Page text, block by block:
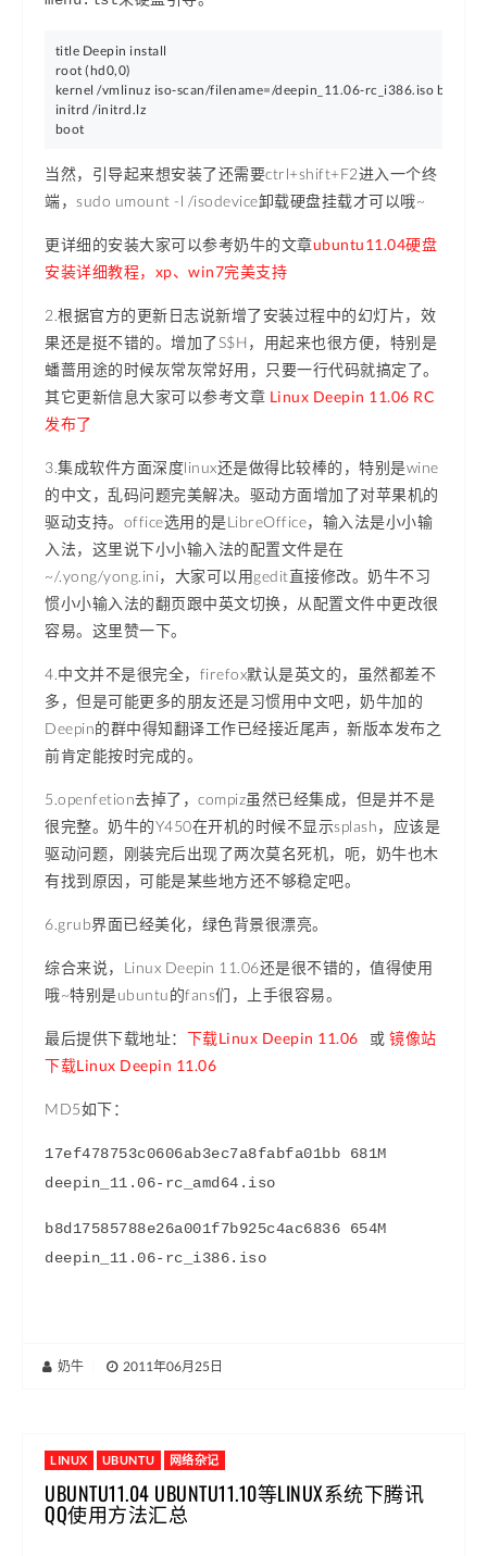
title Deepin install
root (hd0,0)
kernel /vmlinuz iso-scan/filename=/deepin_11.06-rc_i386.iso
initrd /initrd.lz
当然，引导起来想安装了还需要ctrl+shift+F2进入一个终
端，sudo umount -l /isodevice卸载硬盘挂载才可以哦~
更详细的安装大家可以参考奶牛的文章ubuntu11.04硬盘
安装详细教程，xp、win7完美支持
2.根据官方的更新日志说新增了安装过程中的幻灯片，效
果还是挺不错的。增加了S$H，用起来也很方便，特别是
蟠蔷用途的时候灰常灰常好用，只要一行代码就搞定了。
其它更新信息大家可以参考文章 Linux Deepin 11.06 RC
发布了
3.集成软件方面深度linux还是做得比较棒的，特别是wine
的中文，乱码问题完美解决。驱动方面增加了对苹果机的
驱动支持。office选用的是LibreOffice，输入法是小小输
入法，这里说下小小输入法的配置文件是在
~/.yong/yong.ini，大家可以用gedit直接修改。奶牛不习
惯小小输入法的翻页跟中英文切换，从配置文件中更改很
容易。这里赞一下。
4.中文并不是很完全，firefox默认是英文的，虽然都差不
多，但是可能更多的朋友还是习惯用中文吧，奶牛加的
Deepin的群中得知翻译工作已经接近尾声，新版本发布之
前肯定能按时完成的。
5.openfetion去掉了，compiz虽然已经集成，但是并不是
很完整。奶牛的Y450在开机的时候不显示splash，应该是
驱动问题，刚装完后出现了两次莫名死机，呃，奶牛也木
有找到原因，可能是某些地方还不够稳定吧。
6.grub界面已经美化，绿色背景很漂亮。
综合来说，Linux Deepin 11.06还是很不错的，值得使用
哦~特别是ubuntu的fans们，上手很容易。
最后提供下载地址： 下载Linux Deepin 11.06 或 镜像站
下载Linux Deepin 11.06
MD5如下：
17ef478753c0606ab3ec7a8fabfa01bb 681M
deepin_11.06-rc_amd64.iso
b8d17585788e26a001f7b925c4ac6836 654M
deepin_11.06-rc_i386.iso
奶牛 2011年06月25日
LINUX UBUNTU 网络杂记
UBUNTU11.04 UBUNTU11.10等LINUX系统下腾讯
QQ使用方法汇总